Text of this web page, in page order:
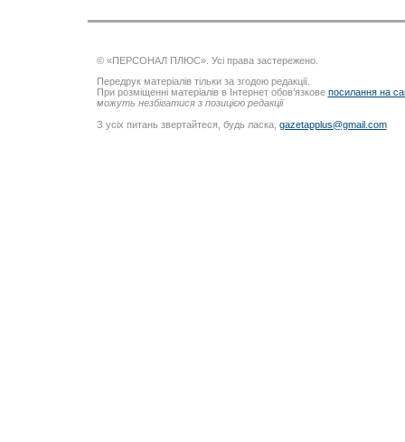
© «ПЕРСОНАЛ ПЛЮС». Усі права застережено.
Передрук матеріалів тільки за згодою редакції.
При розміщенні матеріалів в Інтернет обов’язкове посилання на
можуть незбігатися з позицією редакції
З усіх питань звертайтеся, будь ласка, gazetapplus@gmail.com